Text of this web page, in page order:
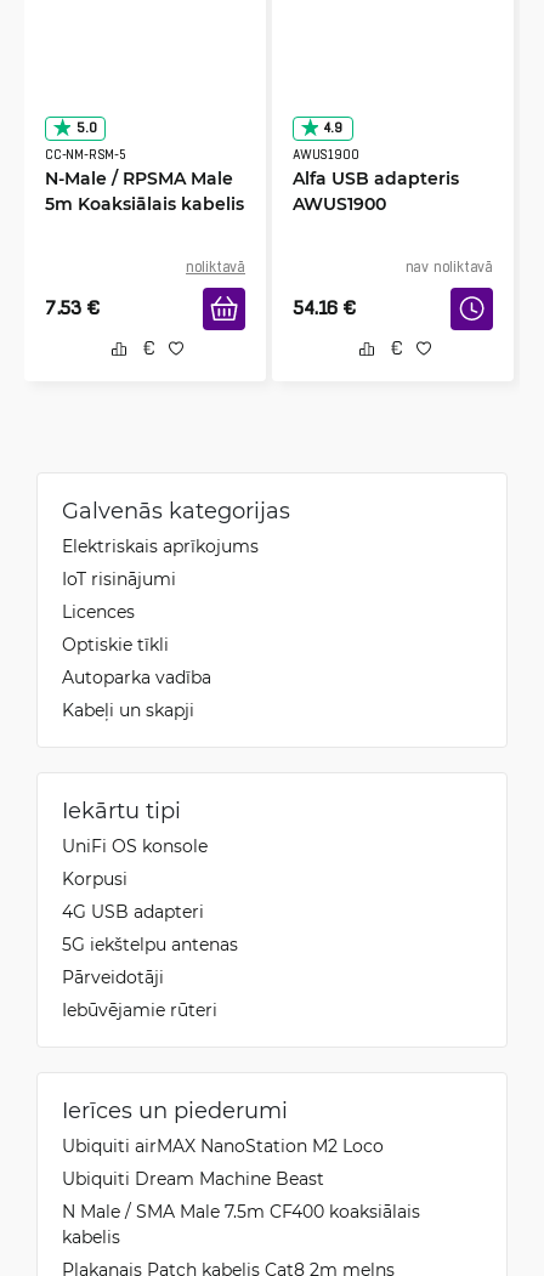
5.0
CC-NM-RSM-5
N-Male / RPSMA Male
5m Koaksiālais kabelis
noliktavā
7.53 €
4.9
AWUS1900
Alfa USB adapteris
AWUS1900
nav noliktavā
54.16 €
Galvenās kategorijas
Elektriskais aprīkojums
IoT risinājumi
Licences
Optiskie tīkli
Autoparka vadība
Kabeļi un skapji
Iekārtu tipi
UniFi OS konsole
Korpusi
4G USB adapteri
5G iekštelpu antenas
Pārveidotāji
Iebūvējamie rūteri
Ierīces un piederumi
Ubiquiti airMAX NanoStation M2 Loco
Ubiquiti Dream Machine Beast
N Male / SMA Male 7.5m CF400 koaksiālais
kabelis
Plakanais Patch kabelis Cat8 2m melns